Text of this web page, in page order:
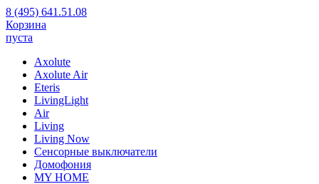
8 (495) 641.51.08
Корзина
пуста
Axolute
Axolute Air
Eteris
LivingLight
Air
Living
Living Now
Сенсорные выключатели
Домофония
MY HOME